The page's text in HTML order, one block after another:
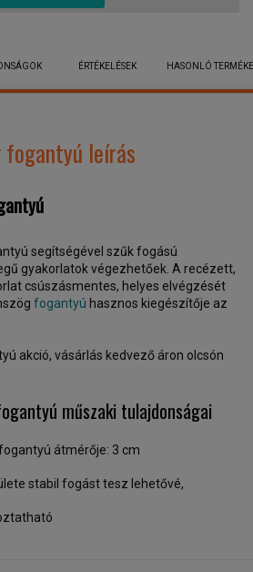
ÉRTÉKELÉSEK HASONLÓ
fogantyú leírás
segítségével szűk fogású
gyakorlatok végezhetőek. A recézett,
csúszásmentes, helyes elvégzését
fogantyú hasznos kiegészítője az
akció, vásárlás kedvező áron olcsón
műszaki tulajdonságai
átmérője: 3 cm
stabil fogást tesz lehetővé,